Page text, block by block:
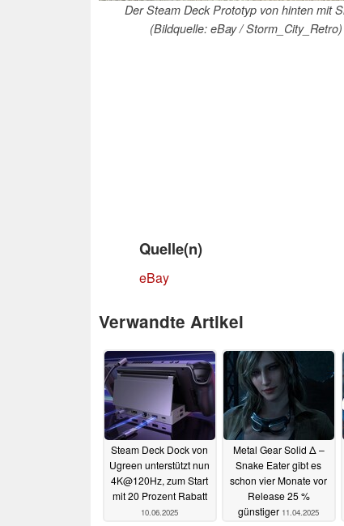
Der Steam Deck Prototyp von hinten mit
(Bildquelle: eBay / Storm_City_Retro)
Quelle(n)
eBay
Verwandte Artikel
Steam Deck Dock von
Ugreen unterstützt nun
4K@120Hz, zum Start
mit 20 Prozent Rabatt
10.06.2025
Metal Gear Solid Δ –
Snake Eater gibt es
schon vier Monate vor
Release 25 %
günstiger 11.04.2025